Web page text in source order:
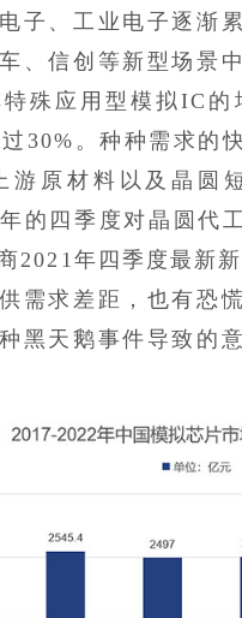
子、工业电子逐渐
、信创等新型场景
殊应用型模拟IC的
30%。种种需求的
游原材料以及晶圆
的四季度对晶圆代
2021年四季度最新新
需求差距，也有恐
黑天鹅事件导致的